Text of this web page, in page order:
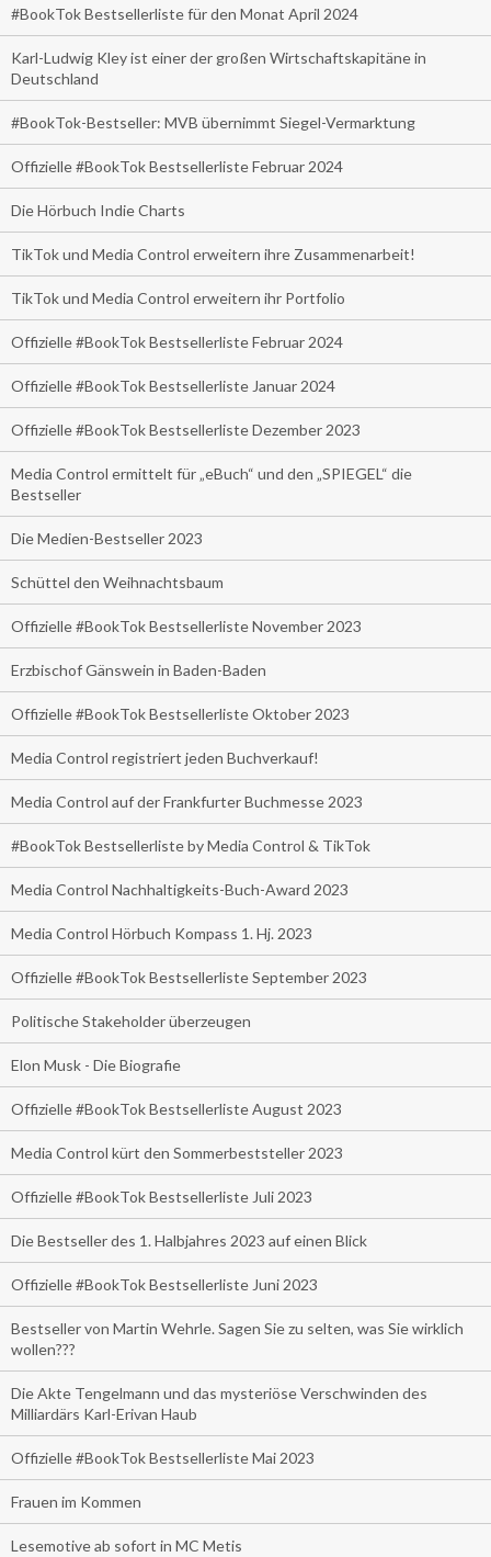
#BookTok Bestsellerliste für den Monat April 2024
Karl-Ludwig Kley ist einer der großen Wirtschaftskapitäne in
Deutschland
#BookTok-Bestseller: MVB übernimmt Siegel-Vermarktung
Offizielle #BookTok Bestsellerliste Februar 2024
Die Hörbuch Indie Charts
TikTok und Media Control erweitern ihre Zusammenarbeit!
TikTok und Media Control erweitern ihr Portfolio
Offizielle #BookTok Bestsellerliste Februar 2024
Offizielle #BookTok Bestsellerliste Januar 2024
Offizielle #BookTok Bestsellerliste Dezember 2023
Media Control ermittelt für „eBuch“ und den „SPIEGEL“ die
Bestseller
Die Medien-Bestseller 2023
Schüttel den Weihnachtsbaum
Offizielle #BookTok Bestsellerliste November 2023
Erzbischof Gänswein in Baden-Baden
Offizielle #BookTok Bestsellerliste Oktober 2023
Media Control registriert jeden Buchverkauf!
Media Control auf der Frankfurter Buchmesse 2023
#BookTok Bestsellerliste by Media Control & TikTok
Media Control Nachhaltigkeits-Buch-Award 2023
Media Control Hörbuch Kompass 1. Hj. 2023
Offizielle #BookTok Bestsellerliste September 2023
Politische Stakeholder überzeugen
Elon Musk - Die Biografie
Offizielle #BookTok Bestsellerliste August 2023
Media Control kürt den Sommerbeststeller 2023
Offizielle #BookTok Bestsellerliste Juli 2023
Die Bestseller des 1. Halbjahres 2023 auf einen Blick
Offizielle #BookTok Bestsellerliste Juni 2023
Bestseller von Martin Wehrle. Sagen Sie zu selten, was Sie wirklich
wollen???
Die Akte Tengelmann und das mysteriöse Verschwinden des
Milliardärs Karl-Erivan Haub
Offizielle #BookTok Bestsellerliste Mai 2023
Frauen im Kommen
Lesemotive ab sofort in MC Metis